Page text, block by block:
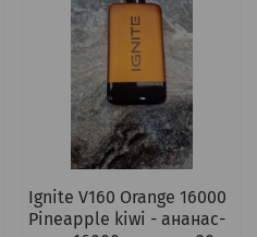
Ignite V160 Orange 16000
Pineapple kiwi - ананас-